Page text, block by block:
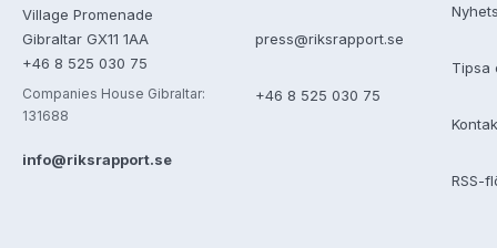
Village Promenade
Gibraltar GX11 1AA
+46 8 525 030 75
Companies House Gibraltar:
131688
info@riksrapport.se
press@riksrapport.se
+46 8 525 030 75
Tipsa
RSS-